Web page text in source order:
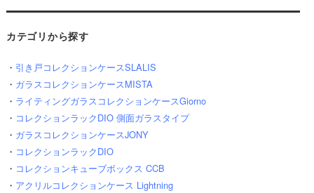
カテゴリから探す
・ 引き戸コレクションケースSLALIS
・ ガラスコレクションケースMISTA
・ ライティングガラスコレクションケースGiorno
・ コレクションラックDIO 側面ガラスタイプ
・ ガラスコレクションケースJONY
・ コレクションラックDIO
・ コレクションキューブボックス CCB
・ アクリルコレクションケース Lightning